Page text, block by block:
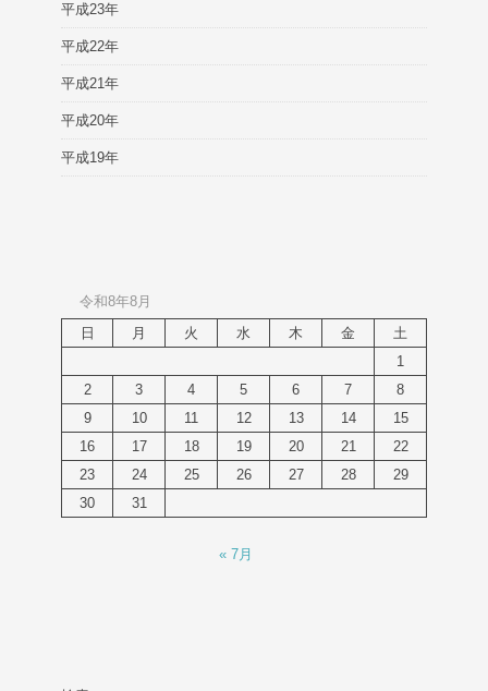
平成23年
平成22年
平成21年
平成20年
平成19年
令和8年8月
日
月 火 水 木 金
土
1
2
3 4 5 6 7
8
9
10 11 12 13 14
15
16
17 18 19 20 21
22
23
24 25 26 27 28
29
30
31
« 7月